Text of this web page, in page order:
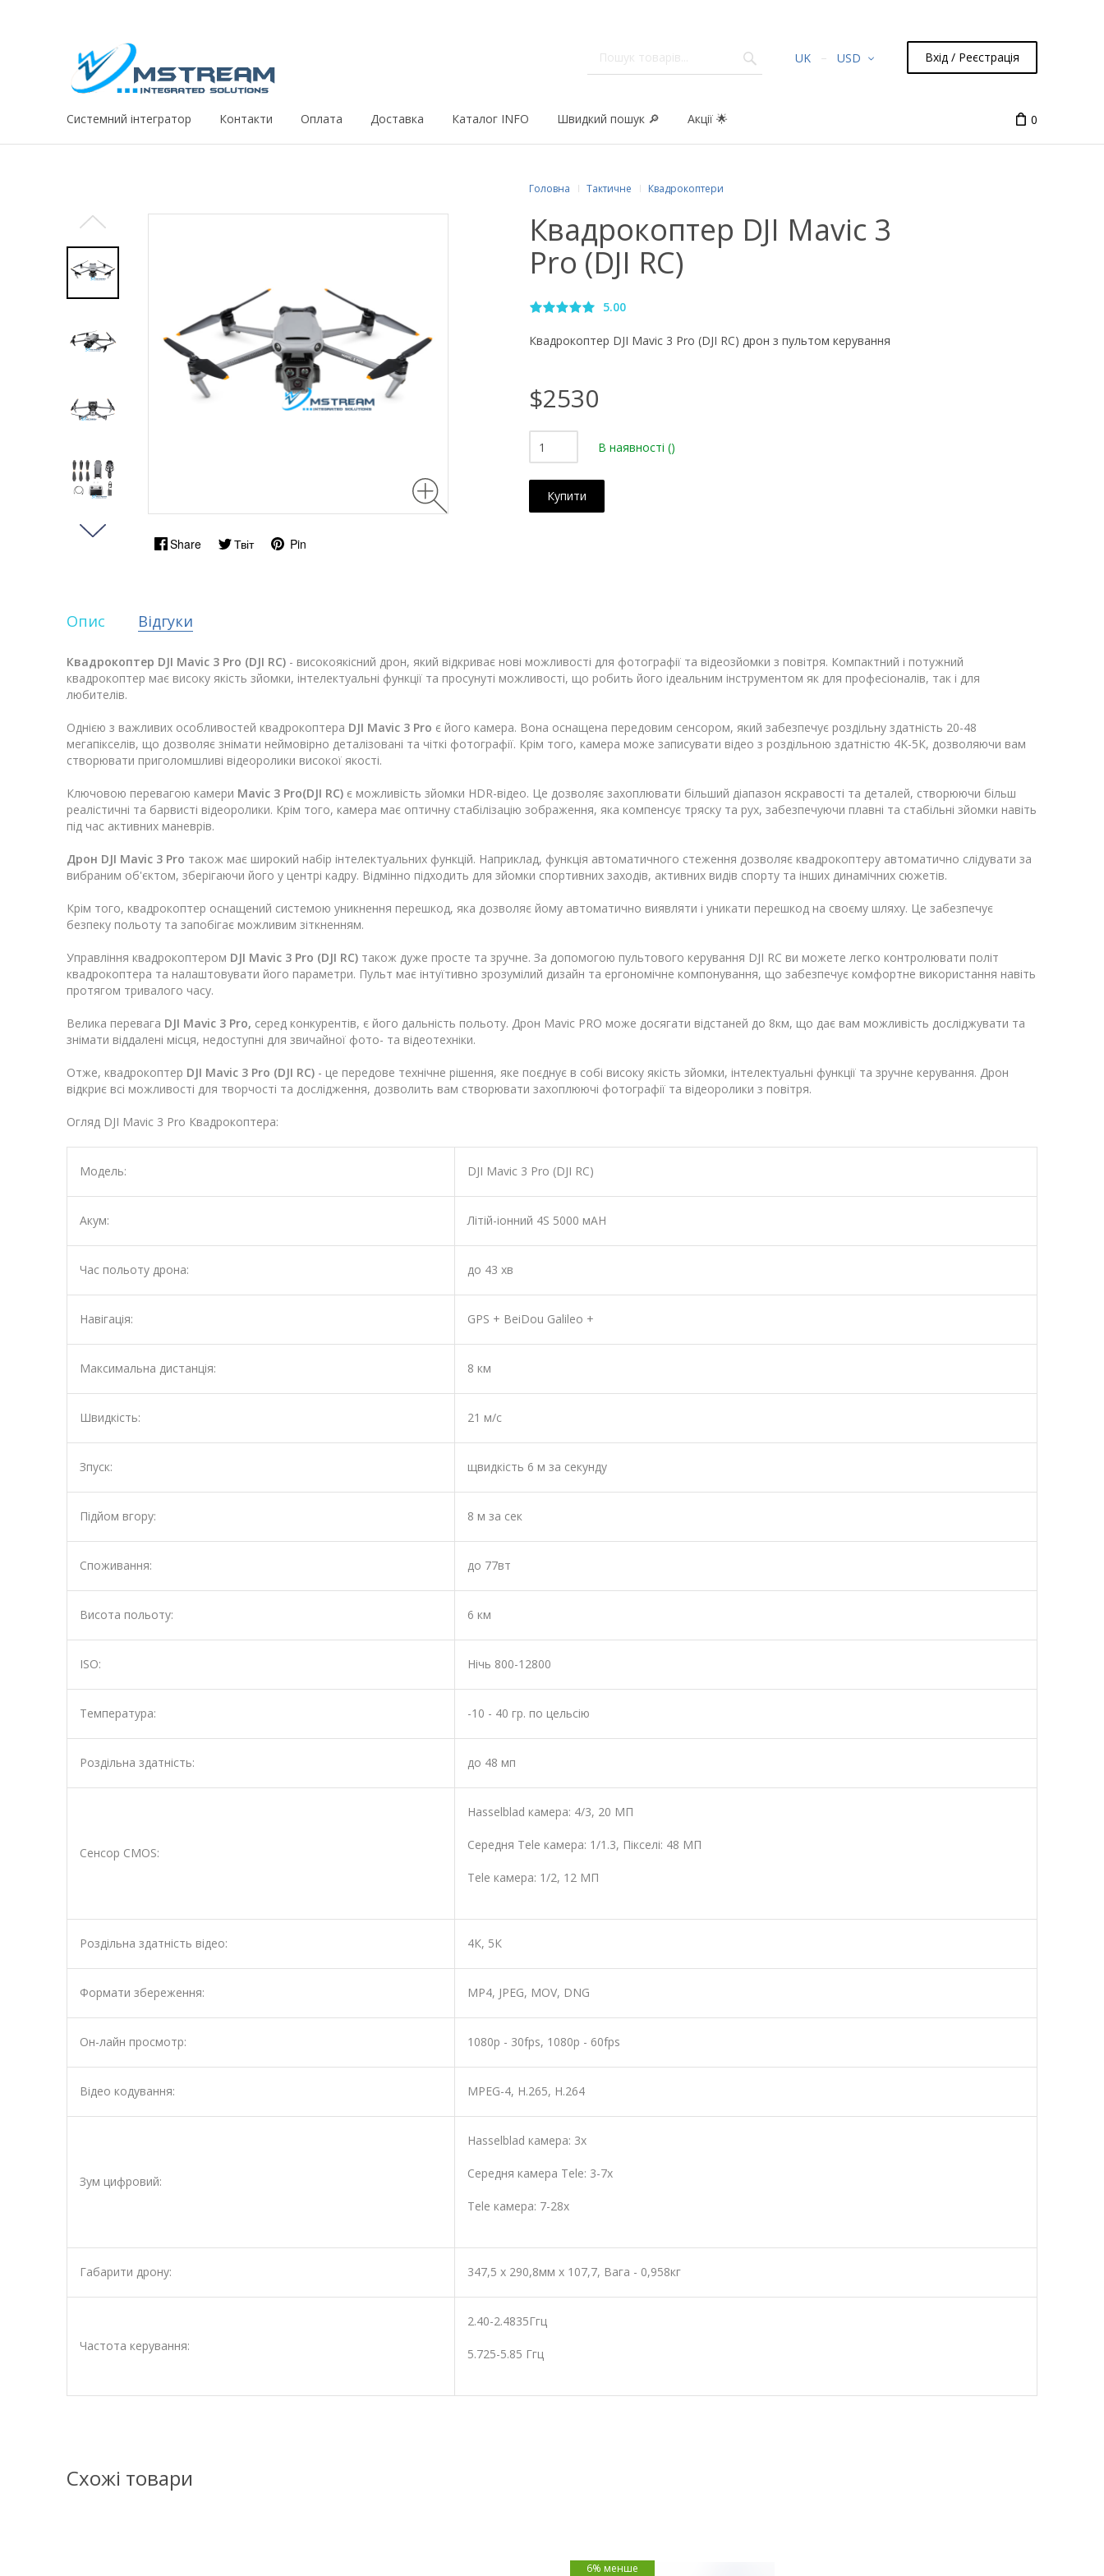
UK USD Вхід / Реєстрація
Системний iнтегратор Контакти Оплата Доставка Каталог INFO Швидкий пошук 🔎 Акції 🌟 0
Share Твіт Pin
Головна Тактичне Квадрокоптери
Квадрокоптер DJI Mavic 3
Pro (DJI RC)
5.00
Квадрокоптер DJI Mavic 3 Pro (DJI RC) дрон з пультом керування
$2530
В наявності ()
Купити
Опис Відгуки
Квадрокоптер DJI Mavic 3 Pro (DJI RC) - високоякісний дрон, який відкриває нові можливості для фотографії та відеозйомки з повітря. Компактний і потужний
квадрокоптер має високу якість зйомки, інтелектуальні функції та просунуті можливості, що робить його ідеальним інструментом як для професіоналів, так і для
любителів.
Однією з важливих особливостей квадрокоптера DJI Mavic 3 Pro є його камера. Вона оснащена передовим сенсором, який забезпечує роздільну здатність 20-48
мегапікселів, що дозволяє знімати неймовірно деталізовані та чіткі фотографії. Крім того, камера може записувати відео з роздільною здатністю 4K-5К, дозволяючи вам
створювати приголомшливі відеоролики високої якості.
Ключовою перевагою камери Mavic 3 Pro(DJI RC) є можливість зйомки HDR-відео. Це дозволяє захоплювати більший діапазон яскравості та деталей, створюючи більш
реалістичні та барвисті відеоролики. Крім того, камера має оптичну стабілізацію зображення, яка компенсує тряску та рух, забезпечуючи плавні та стабільні зйомки навіть
під час активних маневрів.
Дрон DJI Mavic 3 Pro також має широкий набір інтелектуальних функцій. Наприклад, функція автоматичного стеження дозволяє квадрокоптеру автоматично слідувати за
вибраним об'єктом, зберігаючи його у центрі кадру. Відмінно підходить для зйомки спортивних заходів, активних видів спорту та інших динамічних сюжетів.
Крім того, квадрокоптер оснащений системою уникнення перешкод, яка дозволяє йому автоматично виявляти і уникати перешкод на своєму шляху. Це забезпечує
безпеку польоту та запобігає можливим зіткненням.
Управління квадрокоптером DJI Mavic 3 Pro (DJI RC) також дуже просте та зручне. За допомогою пультового керування DJI RC ви можете легко контролювати політ
квадрокоптера та налаштовувати його параметри. Пульт має інтуїтивно зрозумілий дизайн та ергономічне компонування, що забезпечує комфортне використання навіть
протягом тривалого часу.
Велика перевага DJI Mavic 3 Pro, серед конкурентів, є його дальність польоту. Дрон Mavic PRO може досягати відстаней до 8км, що дає вам можливість досліджувати та
знімати віддалені місця, недоступні для звичайної фото- та відеотехніки.
Отже, квадрокоптер DJI Mavic 3 Pro (DJI RC) - це передове технічне рішення, яке поєднує в собі високу якість зйомки, інтелектуальні функції та зручне керування. Дрон
відкриє всі можливості для творчості та дослідження, дозволить вам створювати захоплюючі фотографії та відеоролики з повітря.
Огляд DJI Mavic 3 Pro Квадрокоптера:
Модель: DJI Mavic 3 Pro (DJI RC)
Акум: Літій-іонний 4S 5000 мАН
Час польоту дрона: до 43 хв
Навігація: GPS + BeiDou Galileo +
Максимальна дистанція: 8 км
Швидкість: 21 м/с
Зпуск: щвидкість 6 м за секунду
Підйом вгору: 8 м за сек
Споживання: до 77вт
Висота польоту: 6 км
ISO: Нічь 800-12800
Температура: -10 - 40 гр. по цельсію
Роздільна здатність: до 48 мп
Сенсор CMOS:
Hasselblad камера: 4/3, 20 МП
Середня Tele камера: 1/1.3, Пікселі: 48 МП
Tele камера: 1/2, 12 МП
Роздільна здатність відео: 4К, 5К
Формати збереження: MP4, JPEG, MOV, DNG
Он-лайн просмотр: 1080p - 30fps, 1080p - 60fps
Відео кодування: MPEG-4, H.265, H.264
Зум цифровий:
Hasselblad камера: 3х
Середня камера Tele: 3-7х
Tele камера: 7-28х
Габарити дрону: 347,5 x 290,8мм x 107,7, Вага - 0,958кг
Частота керування:
2.40-2.4835Ггц
5.725-5.85 Ггц
Схожі товари
6% менше